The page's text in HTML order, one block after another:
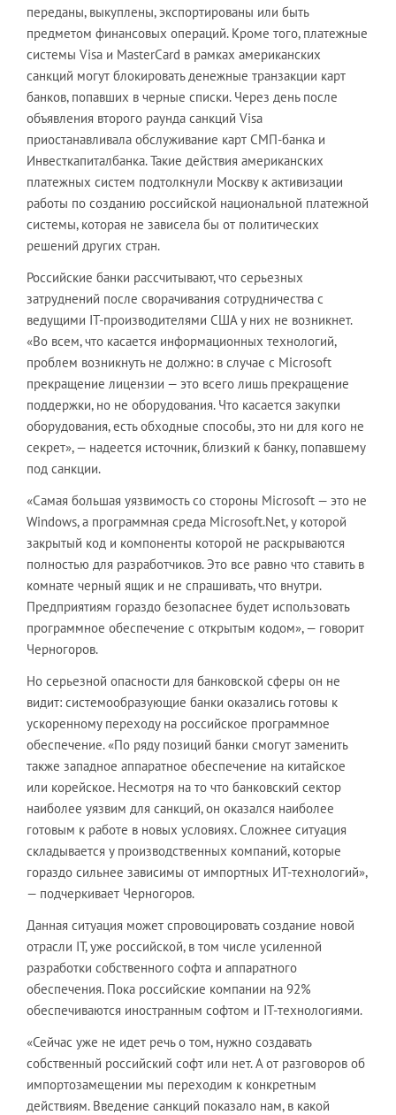
переданы, выкуплены, экспортированы или быть
предметом финансовых операций. Кроме того, платежные
системы Visa и MasterСard в рамках американских
санкций могут блокировать денежные транзакции карт
банков, попавших в черные списки. Через день после
объявления второго раунда санкций Visa
приостанавливала обслуживание карт СМП-банка и
Инвесткапиталбанка. Такие действия американских
платежных систем подтолкнули Москву к активизации
работы по созданию российской национальной платежной
системы, которая не зависела бы от политических
решений других стран.
Российские банки рассчитывают, что серьезных
затруднений после сворачивания сотрудничества с
ведущими IT-производителями США у них не возникнет.
«Во всем, что касается информационных технологий,
проблем возникнуть не должно: в случае с Microsoft
прекращение лицензии — это всего лишь прекращение
поддержки, но не оборудования. Что касается закупки
оборудования, есть обходные способы, это ни для кого не
секрет», — надеется источник, близкий к банку, попавшему
под санкции.
«Самая большая уязвимость со стороны Microsoft — это не
Windows, а программная среда Microsoft.Net, у которой
закрытый код и компоненты которой не раскрываются
полностью для разработчиков. Это все равно что ставить в
комнате черный ящик и не спрашивать, что внутри.
Предприятиям гораздо безопаснее будет использовать
программное обеспечение с открытым кодом», — говорит
Черногоров.
Но серьезной опасности для банковской сферы он не
видит: системообразующие банки оказались готовы к
ускоренному переходу на российское программное
обеспечение. «По ряду позиций банки смогут заменить
также западное аппаратное обеспечение на китайское
или корейское. Несмотря на то что банковский сектор
наиболее уязвим для санкций, он оказался наиболее
готовым к работе в новых условиях. Сложнее ситуация
складывается у производственных компаний, которые
гораздо сильнее зависимы от импортных ИТ-технологий»,
— подчеркивает Черногоров.
Данная ситуация может спровоцировать создание новой
отрасли IT, уже российской, в том числе усиленной
разработки собственного софта и аппаратного
обеспечения. Пока российские компании на 92%
обеспечиваются иностранным софтом и IT-технологиями.
«Сейчас уже не идет речь о том, нужно создавать
собственный российский софт или нет. А от разговоров об
импортозамещении мы переходим к конкретным
действиям. Введение санкций показало нам, в какой